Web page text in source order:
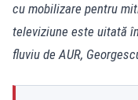
cu mobilizare pentru
televiziune este uitată
fluviu de AUR,